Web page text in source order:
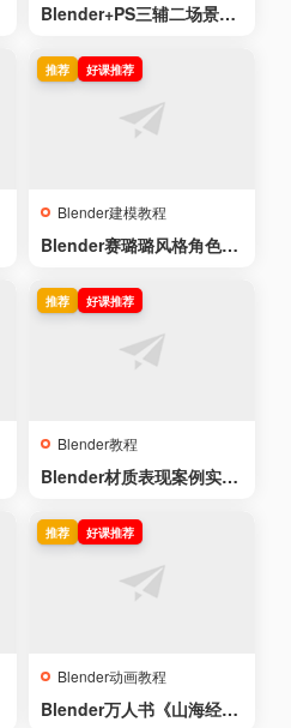
Blender+PS三辅二场景概
Blender建模教程
Blender赛璐璐风格角色
流程制作教程
推荐 好课推荐
Blender教程
Blender材质表现案例实战
例】
推荐 好课推荐
Blender动画教程
Blender万人书《山海经-
推荐 好课推荐